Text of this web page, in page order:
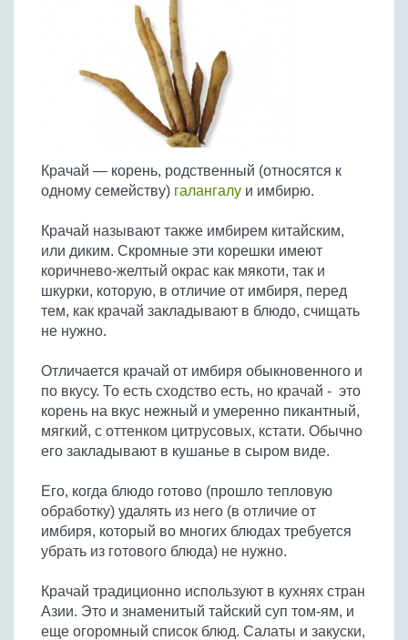
Из яиц и другие
Холодные супы
Молочные супы
Сладкие супы
Отварное мясо
Запеченное мясо
Тушеное мясо
Из мясного фарша
Из субпродуктов
Жареная рыба
Отварная и паровая
Запеченная рыба
Тушеная рыба
Из рыбного фарша
Морепродукты
Суши и роллы
Жареная птица
Отварная птица
Запеченная птица
Из фарша птицы
Все овощи
Жареные овощи
Отварные овощи
Тушеные овощи
Запеченные овощи
Выпечка
Торты и пирожные
Пироги и пирожки
Кексы и маффины
Печенье и булочки
Блины и оладьи
Пиццы
Кремы
Соусы к мясу
Соусы к овощам
Другие соусы
Все напитки
Безалкогольные напитки
Заготовки
Все заготовки
Ягоды и фрукты
Овощи
Грибы
Другие заготовки
Десерты
Конфеты и сладости
Десерты
Ещё...
Молочные продукты
Пельмени, вареники
Грибы
Бобовые
Яйца
Крачай — корень, родственный (относятся к
одному семейству) галангалу и имбирю.
Крачай называют также имбирем китайским,
или диким. Скромные эти корешки имеют
коричнево-желтый окрас как мякоти, так и
шкурки, которую, в отличие от имбиря, перед
тем, как крачай закладывают в блюдо, счищать
не нужно.
Отличается крачай от имбиря обыкновенного и
по вкусу. То есть сходство есть, но крачай - это
корень на вкус нежный и умеренно пикантный,
мягкий, с оттенком цитрусовых, кстати. Обычно
его закладывают в кушанье в сыром виде.
Его, когда блюдо готово (прошло тепловую
обработку) удалять из него (в отличие от
имбиря, который во многих блюдах требуется
убрать из готового блюда) не нужно.
Крачай традиционно используют в кухнях стран
Азии. Это и знаменитый тайский суп том-ям, и
еще огоромный список блюд. Салаты и закуски,